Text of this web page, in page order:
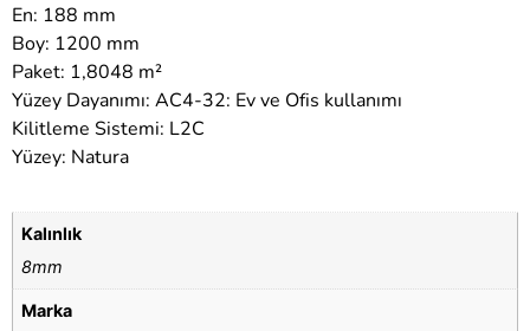
En: 188 mm
Boy: 1200 mm
Paket: 1,8048 m²
Yüzey Dayanımı: AC4-32: Ev ve Ofis kullanımı
Kilitleme Sistemi: L2C
Yüzey: Natura
Kalınlık
8mm
Marka